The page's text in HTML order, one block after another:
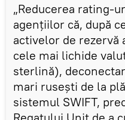
„Reducerea rating-
agențiilor că, după
activelor de rezervă
cele mai lichide
sterlină),
mari rusești de la
sistemul SWIFT,